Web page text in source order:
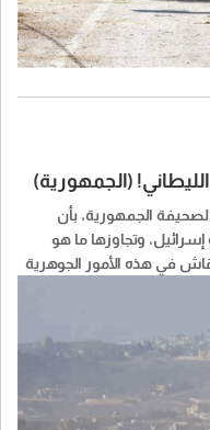
(الجمهورية)
الجمهورية، بأن
وتجاوزها ما هو
في هذه الأمور الجوهرية
عملية للمرحلة
فيها. أو بوقف عمليات